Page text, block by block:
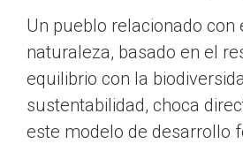
Un pueblo relacionado con
naturaleza, basado en el
equilibrio con la
sustentabilidad, choca
este modelo de desarrollo